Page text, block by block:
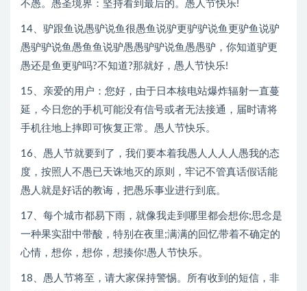
不愚。愚圣境界：坚持看到最后的。愚人节快乐!
14、驴跟鱼说愚驴说鱼很愚鱼说驴更驴驴说鱼更驴鱼说驴
愚驴驴说鱼愚鱼鱼说驴愚愚驴驴说鱼愚愚驴，你知道驴更
愚还是鱼更驴吗?不知道?那就好，愚人节快乐!
15、亲爱的用户：您好，由于日本核电站爆炸辐射一直蔓
延，今日您的手机可能没有信号或者无法接通，届时请将
手机往地上摔即可恢复正常。愚人节快乐。
16、愚人节就要到了，我们要本着我愚人人人人愚我的态
度，按照人不愚已天诛地灭的原则，牢记不管真话假话能
愚人就是好话的教诲，把愚乐事业进行到底。
17、每个城市都易下雨，就像我走到哪里都会想你;思念是
一种果实甜中带酸，特别在夜里;满满的回忆带着不确定的
心情，想你，想你，想揍你!愚人节快乐。
18、愚人节将至，请大家保持警惕。所有收到的短信，非